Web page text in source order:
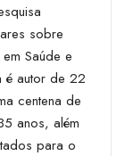
sobre
Saúde e
é autor de 22
centena de
anos, além
para o